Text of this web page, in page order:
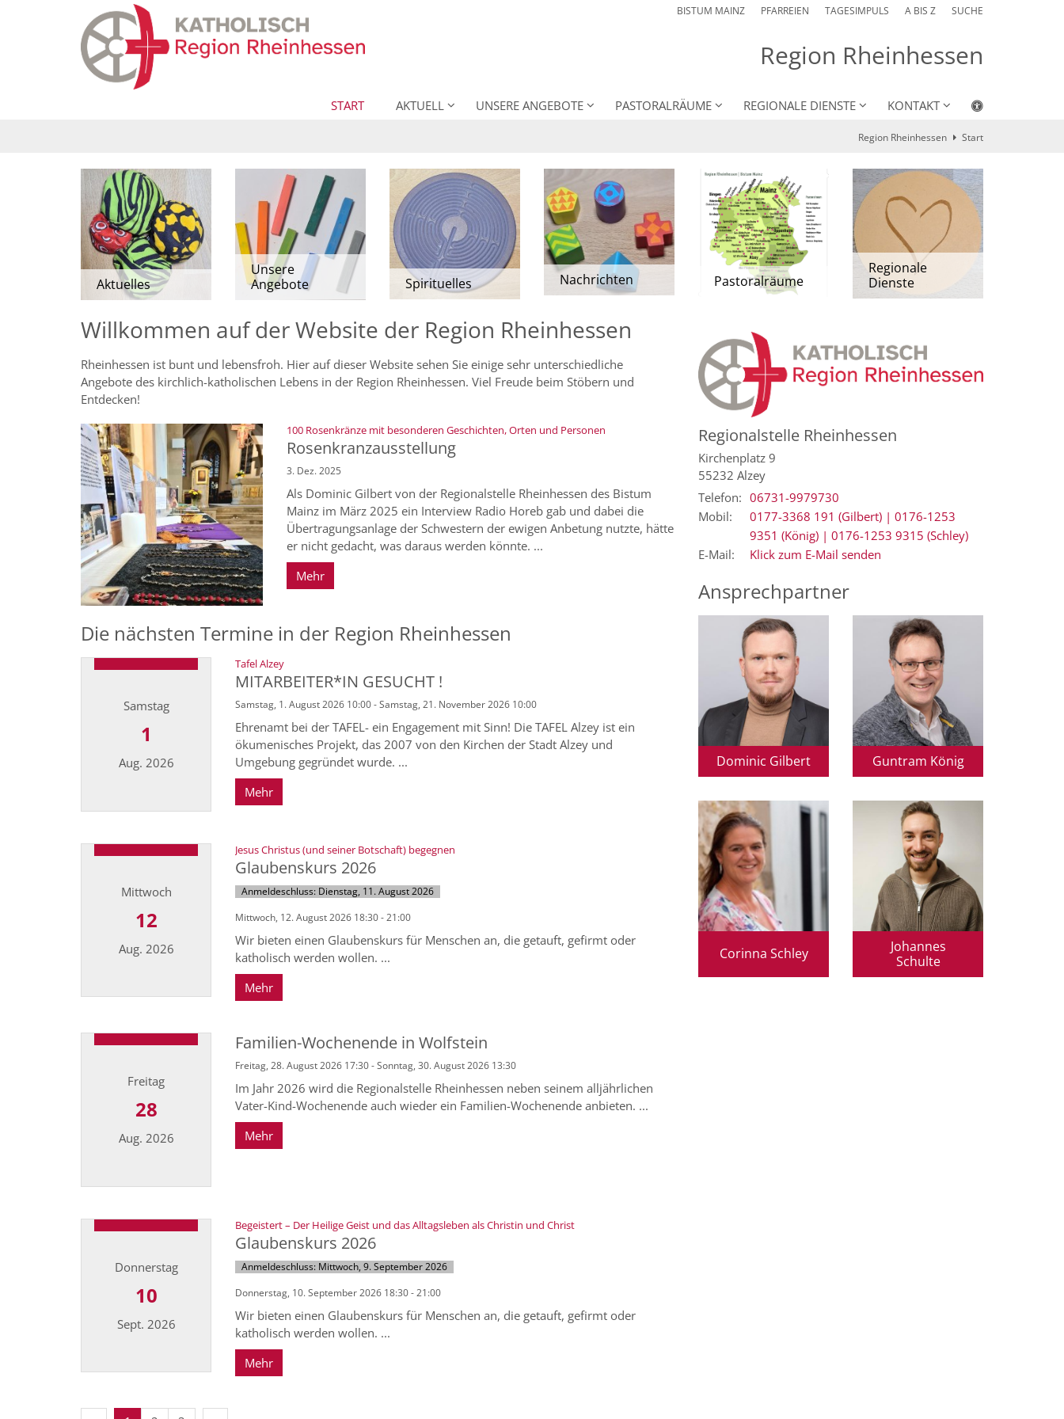
Zum Inhalt springen BISTUM MAINZ PFARREIEN TAGESIMPULS A BIS Z SUCHE
Region Rheinhessen
START AKTUELL UNSERE ANGEBOTE PASTORALRÄUME REGIONALE DIENSTE KONTAKT
Region Rheinhessen Start
Aktuelles
Unsere
Angebote
Spirituelles Nachrichten Pastoralräume
Regionale
Dienste
Willkommen auf der Website der Region Rheinhessen
Rheinhessen ist bunt und lebensfroh. Hier auf dieser Website sehen Sie einige sehr unterschiedliche
Angebote des kirchlich-katholischen Lebens in der Region Rheinhessen. Viel Freude beim Stöbern und
Entdecken!
100 Rosenkränze mit besonderen Geschichten, Orten und Personen
Rosenkranzausstellung
3. Dez. 2025
Als Dominic Gilbert von der Regionalstelle Rheinhessen des Bistum
Mainz im März 2025 ein Interview Radio Horeb gab und dabei die
Übertragungsanlage der Schwestern der ewigen Anbetung nutzte, hätte
er nicht gedacht, was daraus werden könnte. ...
Mehr
Die nächsten Termine in der Region Rheinhessen
Samstag
1
Aug. 2026
Tafel Alzey:
MITARBEITER*IN GESUCHT !
Samstag, 1. August 2026 10:00 - Samstag, 21. November 2026 10:00
Ehrenamt bei der TAFEL- ein Engagement mit Sinn! Die TAFEL Alzey ist ein
ökumenisches Projekt, das 2007 von den Kirchen der Stadt Alzey und
Umgebung gegründet wurde. ...
Mehr
Mittwoch
12
Aug. 2026
Jesus Christus (und seiner Botschaft) begegnen
Glaubenskurs 2026
Anmeldeschluss: Dienstag, 11. August 2026
Mittwoch, 12. August 2026 18:30 - 21:00
Wir bieten einen Glaubenskurs für Menschen an, die getauft, gefirmt oder
katholisch werden wollen. ...
Mehr
Freitag
28
Aug. 2026
Familien-Wochenende in Wolfstein
Freitag, 28. August 2026 17:30 - Sonntag, 30. August 2026 13:30
Im Jahr 2026 wird die Regionalstelle Rheinhessen neben seinem alljährlichen
Vater-Kind-Wochenende auch wieder ein Familien-Wochenende anbieten. ...
Mehr
Donnerstag
10
Sept. 2026
Begeistert – Der Heilige Geist und das Alltagsleben als Christin und Christ:
Glaubenskurs 2026
Anmeldeschluss: Mittwoch, 9. September 2026
Donnerstag, 10. September 2026 18:30 - 21:00
Wir bieten einen Glaubenskurs für Menschen an, die getauft, gefirmt oder
katholisch werden wollen. ...
Mehr
Regionalstelle Rheinhessen
Kirchenplatz 9
55232 Alzey
Telefon: 06731-9979730
Mobil:
0177-3368 191 (Gilbert) | 0176-1253
9351 (König) | 0176-1253 9315 (Schley)
E-Mail:
Klick zum E-Mail senden
Ansprechpartner
Dominic Gilbert Guntram König
Corinna Schley
Johannes
Schulte